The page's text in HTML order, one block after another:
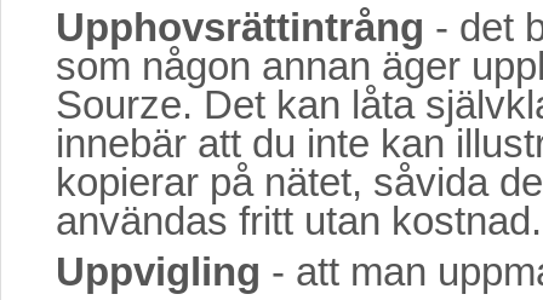
Upphovsrättintrång - det
som någon annan äger
Sourze. Det kan låta
innebär att du inte kan
kopierar på nätet, såvida
användas fritt utan kostnad.
Uppvigling - att man